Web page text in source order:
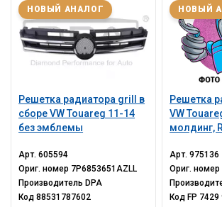
Решетка радиатора grill в
сборе VW Touareg 11-14
без эмблемы
НОВЫЙ АНАЛОГ
Арт.605594
Ориг. номер 7P6853651AZLL
Производитель DPA
Код88531787602
Решетка
VW
молдинг,
НОВЫЙ
Арт.975136
Ориг. номер
Код FP 7429